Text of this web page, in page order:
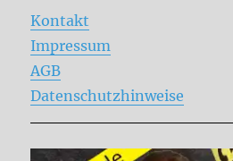
Kontakt
Impressum
AGB
Datenschutzhinweise